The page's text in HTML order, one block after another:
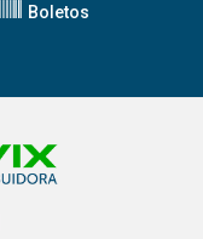
Boletos